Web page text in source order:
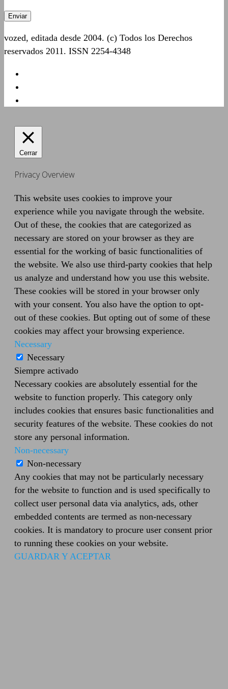
vozed, editada desde 2004. (c) Todos los Derechos
reservados 2011. ISSN 2254-4348
Cerrar
Privacy Overview
This website uses cookies to improve your
experience while you navigate through the website.
Out of these, the cookies that are categorized as
necessary are stored on your browser as they are
essential for the working of basic functionalities of
the website. We also use third-party cookies that help
us analyze and understand how you use this website.
These cookies will be stored in your browser only
with your consent. You also have the option to opt-
out of these cookies. But opting out of some of these
cookies may affect your browsing experience.
Necessary
Necessary
Siempre activado
Necessary cookies are absolutely essential for the
website to function properly. This category only
includes cookies that ensures basic functionalities and
security features of the website. These cookies do not
store any personal information.
Non-necessary
Non-necessary
Any cookies that may not be particularly necessary
for the website to function and is used specifically to
collect user personal data via analytics, ads, other
embedded contents are termed as non-necessary
cookies. It is mandatory to procure user consent prior
to running these cookies on your website.
GUARDAR Y ACEPTAR